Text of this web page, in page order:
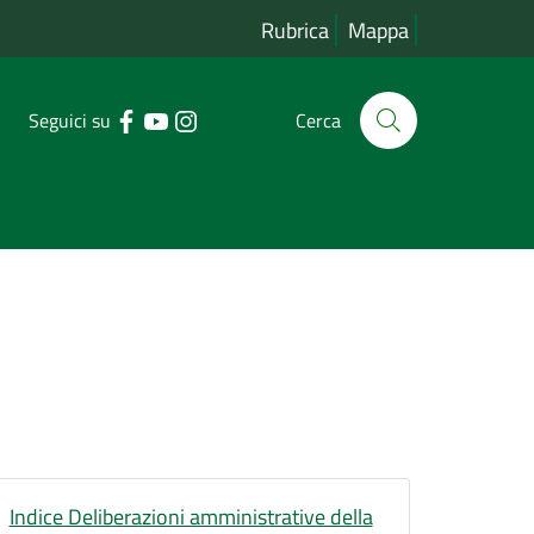
Rubrica Mappa
Seguici su Cerca
Indice Deliberazioni amministrative della